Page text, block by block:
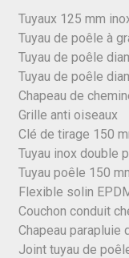
Tuyaux 125 mm
Tuyau de poêle à
Tuyau de poêle
Tuyau de poêle
Chapeau de
Grille anti oiseaux
Clé de tirage 150
Tuyau inox double
Tuyau poêle 150
Flexible solin
Couchon conduit
Chapeau parapluie
Joint tuyau de